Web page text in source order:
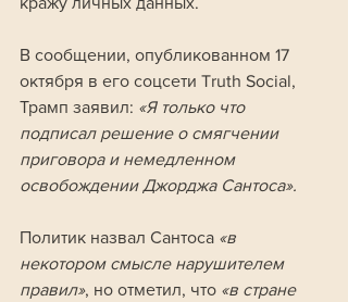
В сообщении, опубликованном 17
октября в его соцсети Truth Social,
Трамп заявил: «Я только что
подписал решение о смягчении
приговора и немедленном
освобождении Джорджа Сантоса».
Политик назвал Сантоса «в
некотором смысле нарушителем
правил», но отметил, что «в стране